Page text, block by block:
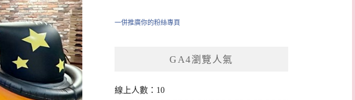
一併推廣你的粉絲專頁
GA4瀏覽人氣
線上人數：10